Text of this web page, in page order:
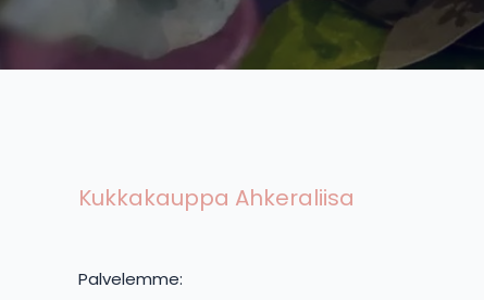
Kukkakauppa Ahkeraliisa
Palvelemme: